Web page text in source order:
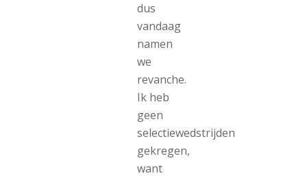
dus
vandaag
namen
we
revanche.
Ik heb
geen
selectiewedstrijden
gekregen,
want